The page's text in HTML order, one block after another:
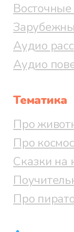
Аудио
Аудио
Тематика
Про
Про космос
Сказки на
Про